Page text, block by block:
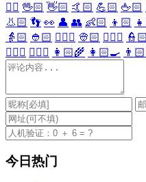
🖐🏻 🖖🏻 👋🏻 🤙🏻 💪🏻 🖕🏻
👃🏻 👣 👀 👤 👥 👶🏻 👦🏻
👵🏻 👲🏻 👳🏻‍♀️ 👳🏻 👮🏻‍♀️ 👮🏻
👩🏻‍⚕️ 👨🏻‍⚕️ 👩🏻‍🌾 👩🏻‍🍳
今日热门